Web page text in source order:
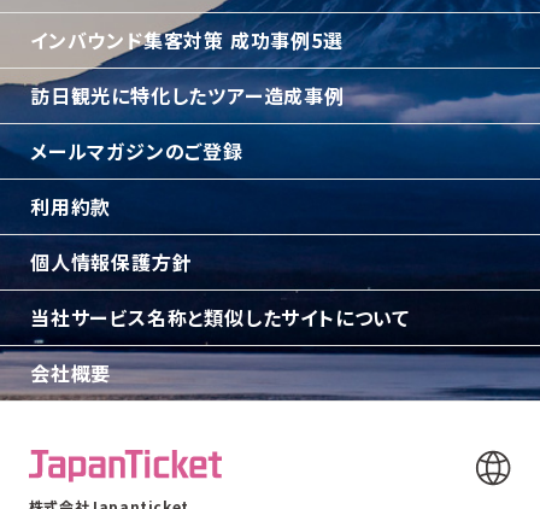
インバウンド集客対策 成功事例5選
訪日観光に特化したツアー造成事例
メールマガジンのご登録
利用約款
個人情報保護方針
当社サービス名称と類似したサイトについて
会社概要